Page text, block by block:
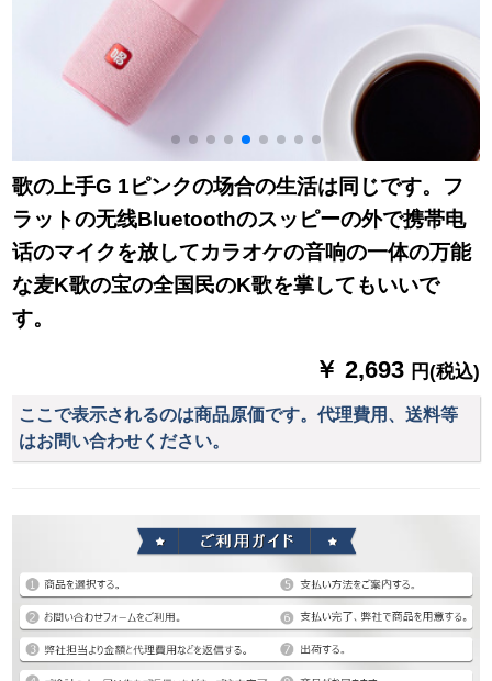
歌の上手G 1ピンクの场合の生活は同じです。フ
ラットの无线Bluetoothのスッピーの外で携帯电
话のマイクを放してカラオケの音响の一体の万能
な麦K歌の宝の全国民のK歌を掌してもいいで
す。
￥ 2,693 円(税込)
ここで表示されるのは商品原価です。代理費用、送料等
はお問い合わせください。